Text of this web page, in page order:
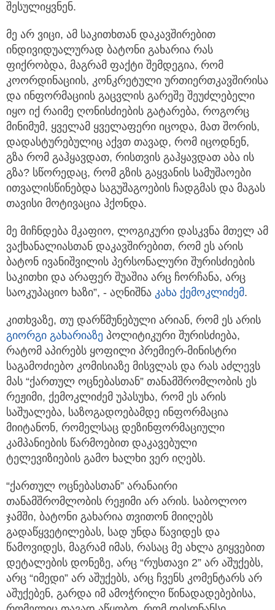
შესულიყვნენ.
მე არ ვიცი, ამ საკითხთან დაკავშირებით
ინდივიდუალურად ბატონი გახარია რას
ფიქრობდა, მაგრამ ფაქტი შემდეგია, რომ
კოორდინაციის, კონკრეტული ურთიერთკავშირისა
და ინფორმაციის გაცვლის გარეშე შეუძლებელი
იყო იქ რაიმე ღონისძიების გატარება, როგორც
მინიმუმ, ყველამ ყველაფერი იცოდა, მათ შორის,
დადასტურებულიც აქვთ თავად, რომ იცოდნენ,
გზა რომ გაჰყავდათ, რისთვის გაჰყავდათ აბა ის
გზა? სწორედაც, რომ გზის გაყვანის სამუშაოები
ითვალისწინებდა საგუშაგოების ჩადგმას და მაგას
თავისი მოტივაცია ჰქონდა.
მე მიჩნდება მკაფიო, ლოგიკური დასკვნა მთელ ამ
ვაქხანალიასთან დაკავშირებით, რომ ეს არის
ბატონ ივანიშვილის პერსონალური შურისძიების
საკითხი და არაფერ შუაშია არც ჩორჩანა, არც
საოკუპაციო ხაზი”, - აღნიშნა კახა ქემოკლიძემ.
კითხვაზე, თუ დარწმუნებული არიან, რომ ეს არის
გიორგი გახარიაზე პოლიტიკური შურისძიება,
რატომ აპირებს ყოფილი პრემიერ-მინისტრი
საგამოძიებო კომისიაზე მისვლას და რას აძლევს
მას “ქართულ ოცნებასთან” თანამშრომლობის ეს
რეჟიმი, ქემოკლიძემ უპასუხა, რომ ეს არის
საშუალება, საზოგადოებამდე ინფორმაცია
მიიტანონ, რომელსაც დეზინფორმაციული
კამპანიების წარმოებით დაკავებული
ტელევიზიების გამო ხალხი ვერ იღებს.
“ქართულ ოცნებასთან” არანაირი
თანამშრომლობის რეჟიმი არ არის. საბოლოო
ჯამში, ბატონი გახარია თვითონ მიიღებს
გადაწყვეტილებას, სად უნდა წავიდეს და
წამოვიდეს, მაგრამ იმას, რასაც მე ახლა გიყვებით
დეტალების დონეზე, არც “რუსთავი 2” არ აშუქებს,
არც “იმედი” არ აშუქებს, არც ჩვენს კომენტარს არ
აშუქებენ, გარდა იმ ამოჭრილი წინადადებებისა,